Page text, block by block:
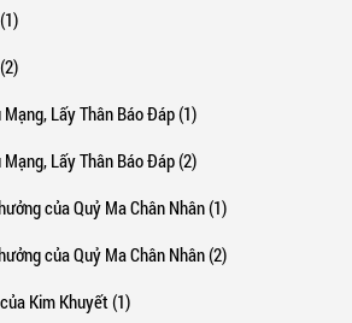
Mạng, Lấy Thân Báo Đáp (1)
Mạng, Lấy Thân Báo Đáp (2)
của Quỷ Ma Chân Nhân (1)
của Quỷ Ma Chân Nhân (2)
Kim Khuyết (1)